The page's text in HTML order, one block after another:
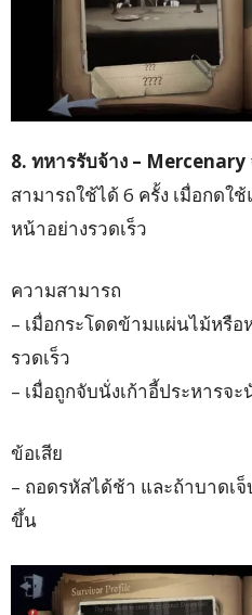
8. ทหารรับจ้าง – Mercenary
สามารถใช้ได้ 6 ครั้ง เมื่อกดใ
หน้าอย่างรวดเร็ว
ความสามารถ
– เมื่อกระโดดข้ามแผ่นไม้หรือ
รวดเร็ว
– เมื่อถูกจับนั่งเก้าอี้ประหารจ
ข้อเสีย
– ถอดรหัสได้ช้า และถ้าบาดเ
ขึ้น